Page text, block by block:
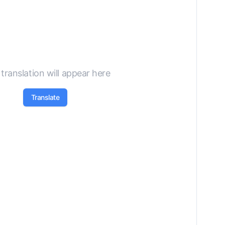
will appear here
Translate